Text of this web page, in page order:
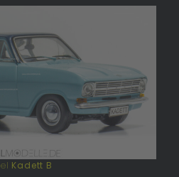
Kadett B